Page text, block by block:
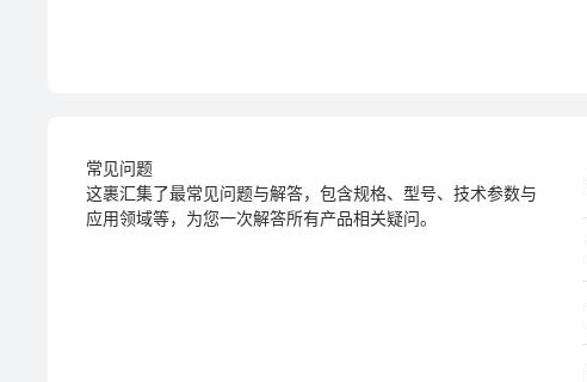
常见问题
这裹汇集了最常见问题与解答，包含规格、型号、技术参数与
应用领域等，为您一次解答所有产品相关疑问。